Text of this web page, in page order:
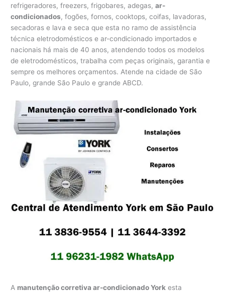
refrigeradores, freezers, frigobares, adegas,ar-
condicionados, fogões, fornos, cooktops, coifas, lavadoras,
secadoras e lava e seca que esta no ramo de assistência
técnica eletrodomésticos e ar-condicionado importados e
nacionais há mais de 40 anos, atendendo todos os modelos
de eletrodomésticos, trabalha com peças originais, garantia e
sempre os melhores orçamentos. Atende na cidade de São
Paulo, grande São Paulo e grande ABCD.
A manutenção corretiva ar-condicionado York esta